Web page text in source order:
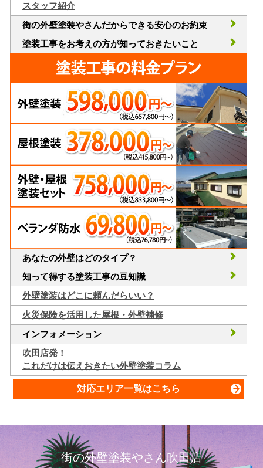
スタッフ紹介
街の外壁塗装やさんだからできる安心のお約束
塗装工事をお考えの方が知っておきたいこと
あなたの外壁はどのタイプ？
知って得する塗装工事の豆知識
外壁塗装はどこに頼んだらいい？
火災保険を活用した屋根・外壁補修
インフォメーション
吹田店発！
これだけは伝えおきたい外壁塗装コラム
対応エリア一覧はこちら
街の外壁塗装やさん吹田店